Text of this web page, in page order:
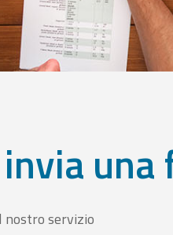
nostro servizio